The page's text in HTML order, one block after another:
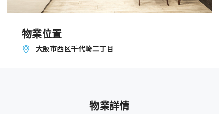
物業位置
大阪市西区千代崎二丁目
物業詳情